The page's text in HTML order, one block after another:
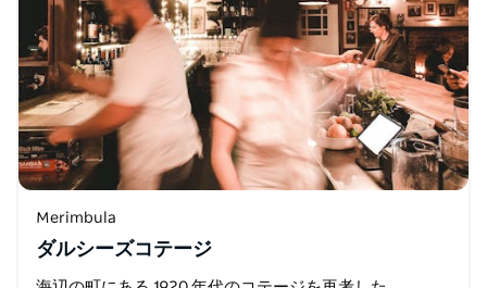
Merimbula
ダルシーズコテージ